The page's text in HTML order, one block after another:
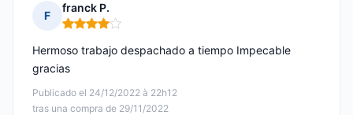
F
franck P.
Nota: 4 de 5
Publicado el 24/12/2022 à 22h12
tras una compra de 29/11/2022
Hermoso trabajo despachado a tiempo Impecable
gracias